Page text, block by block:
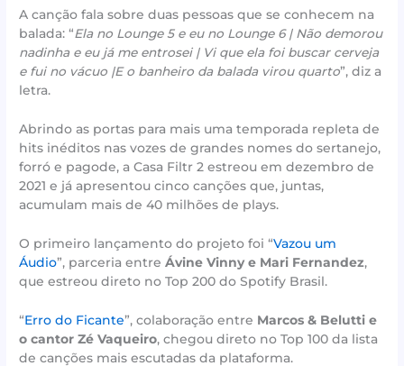
A canção fala sobre duas pessoas que se conhecem na
balada: “Ela no Lounge 5 e eu no Lounge 6 | Não demorou
nadinha e eu já me entrosei | Vi que ela foi buscar cerveja
e fui no vácuo |E o banheiro da balada virou quarto”, diz a
letra.
Abrindo as portas para mais uma temporada repleta de
hits inéditos nas vozes de grandes nomes do sertanejo,
forró e pagode, a Casa Filtr 2 estreou em dezembro de
2021 e já apresentou cinco canções que, juntas,
acumulam mais de 40 milhões de plays.
O primeiro lançamento do projeto foi “Vazou um
Áudio”, parceria entreÁvine Vinny e Mari Fernandez,
que estreou direto no Top 200 do Spotify Brasil.
“Erro do Ficante”, colaboração entre Marcos & Belutti e
o cantor Zé Vaqueiro, chegou direto no Top 100 da lista
de canções mais escutadas da plataforma.